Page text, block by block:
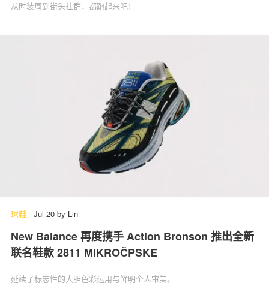
从时装周到街头社群，都跑起来吧！
球鞋 - Jul 20 by Lin
New Balance 再度携手 Action Bronson 推出全新
联名鞋款 2811 MIKROČPSKE
延续了标志性的大胆色彩运用与鲜明个人审美。